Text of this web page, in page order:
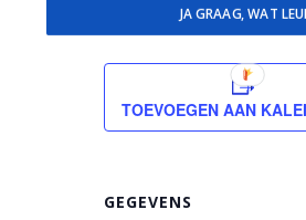
TOEVOEGEN AAN
GEGEVENS
JA GRAAG, WAT